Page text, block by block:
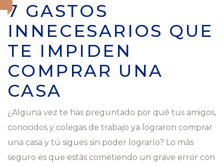
7 GASTOS
INNECESARIOS QUE
TE IMPIDEN
COMPRAR UNA
CASA
¿Alguna vez te has preguntado por qué tus amigos,
conocidos y colegas de trabajo ya lograron comprar
una casa y tú sigues sin poder lograrlo? Lo más
seguro es que estás cometiendo un grave error con